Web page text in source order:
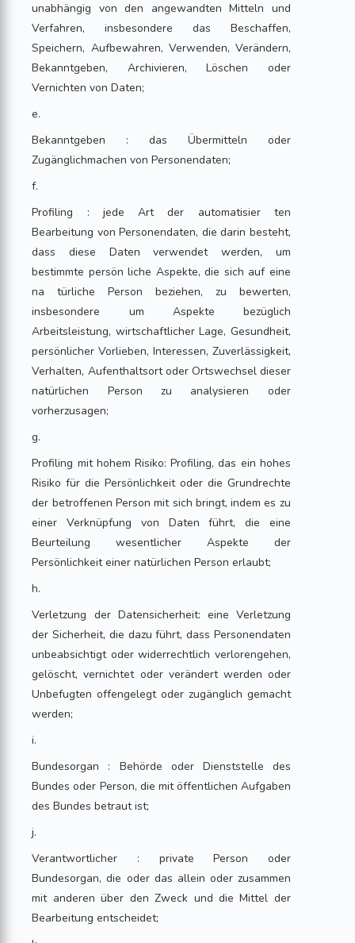
unabhängig von den angewandten Mitteln und
Verfahren, insbesondere das Beschaffen,
Speichern, Aufbewahren, Verwenden, Verändern,
Bekanntgeben, Archivieren, Löschen oder
Vernichten von Daten;
e.
Bekanntgeben : das Übermitteln oder
Zugänglichmachen von Personendaten;
f.
Profiling : jede Art der automatisier ten
Bearbeitung von Personendaten, die darin besteht,
dass diese Daten verwendet werden, um
bestimmte persön liche Aspekte, die sich auf eine
na türliche Person beziehen, zu bewerten,
insbesondere um Aspekte bezüglich
Arbeitsleistung, wirtschaftlicher Lage, Gesundheit,
persönlicher Vorlieben, Interessen, Zuverlässigkeit,
Verhalten, Aufenthaltsort oder Ortswechsel dieser
natürlichen Person zu analysieren oder
vorherzusagen;
g.
Profiling mit hohem Risiko: Profiling, das ein hohes
Risiko für die Persönlichkeit oder die Grundrechte
der betroffenen Person mit sich bringt, indem es zu
einer Verknüpfung von Daten führt, die eine
Beurteilung wesentlicher Aspekte der
Persönlichkeit einer natürlichen Person erlaubt;
h.
Verletzung der Datensicherheit: eine Verletzung
der Sicherheit, die dazu führt, dass Personendaten
unbeabsichtigt oder widerrechtlich verlorengehen,
gelöscht, vernichtet oder verändert werden oder
Unbefugten offengelegt oder zugänglich gemacht
werden;
i.
Bundesorgan : Behörde oder Dienststelle des
Bundes oder Person, die mit öffentlichen Aufgaben
des Bundes betraut ist;
j.
Verantwortlicher : private Person oder
Bundesorgan, die oder das allein oder zusammen
mit anderen über den Zweck und die Mittel der
Bearbeitung entscheidet;